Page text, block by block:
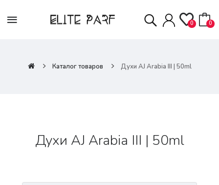
0 0
Каталог товаров Духи AJ Arabia III | 50ml
Духи AJ Arabia III | 50ml